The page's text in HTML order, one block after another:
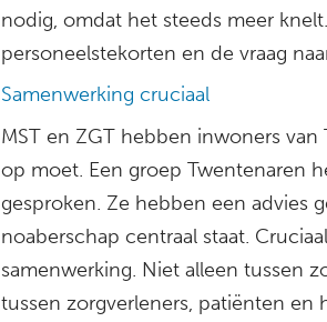
nodig, omdat het steeds meer
personeelstekorten en de vraag
Samenwerking cruciaal
MST en ZGT hebben inwoners
op moet. Een groep Twentenaren
gesproken. Ze hebben een advies
noaberschap centraal staat.
samenwerking. Niet alleen tussen
tussen zorgverleners, patiënten en